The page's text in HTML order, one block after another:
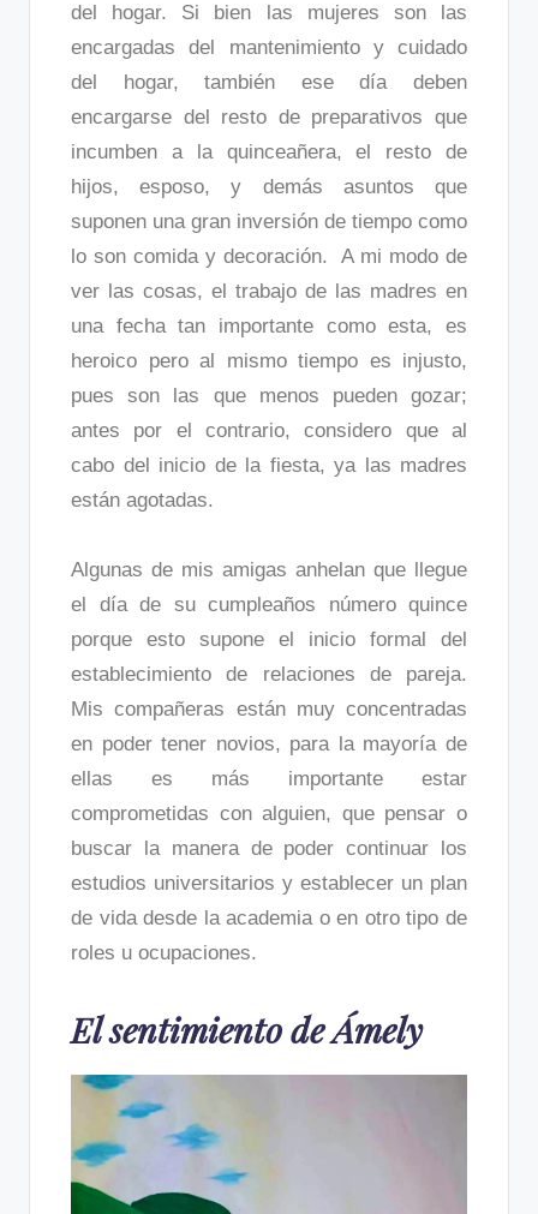
del hogar. Si bien las mujeres son las
encargadas del mantenimiento y cuidado
del hogar, también ese día deben
encargarse del resto de preparativos que
incumben a la quinceañera, el resto de
hijos, esposo, y demás asuntos que
suponen una gran inversión de tiempo como
lo son comida y decoración. A mi modo de
ver las cosas, el trabajo de las madres en
una fecha tan importante como esta, es
heroico pero al mismo tiempo es injusto,
pues son las que menos pueden gozar;
antes por el contrario, considero que al
cabo del inicio de la fiesta, ya las madres
están agotadas.
Algunas de mis amigas anhelan que llegue
el día de su cumpleaños número quince
porque esto supone el inicio formal del
establecimiento de relaciones de pareja.
Mis compañeras están muy concentradas
en poder tener novios, para la mayoría de
ellas es más importante estar
comprometidas con alguien, que pensar o
buscar la manera de poder continuar los
estudios universitarios y establecer un plan
de vida desde la academia o en otro tipo de
roles u ocupaciones.
El sentimiento de Ámely